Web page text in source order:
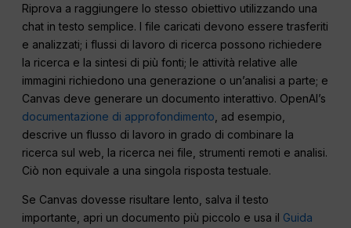
Riprova a raggiungere lo stesso obiettivo utilizzando una
chat in testo semplice. I file caricati devono essere trasferiti
e analizzati; i flussi di lavoro di ricerca possono richiedere
la ricerca e la sintesi di più fonti; le attività relative alle
immagini richiedono una generazione o un’analisi a parte; e
Canvas deve generare un documento interattivo. OpenAI’s
documentazione di approfondimento , ad esempio,
descrive un flusso di lavoro in grado di combinare la
ricerca sul web, la ricerca nei file, strumenti remoti e analisi.
Ciò non equivale a una singola risposta testuale.
Se Canvas dovesse risultare lento, salva il testo
importante, apri un documento più piccolo e usa il Guida